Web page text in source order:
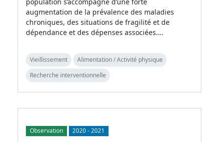
population s’accompagne d’une forte
augmentation de la prévalence des maladies
chroniques, des situations de fragilité et de
dépendance et des dépenses associées.…
Vieillissement
Alimentation / Activité physique
Recherche interventionnelle
Observation 2020-2021